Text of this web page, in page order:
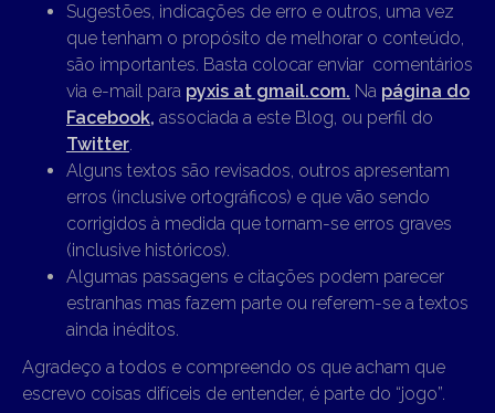
Sugestões, indicações de erro e outros, uma vez
que tenham o propósito de melhorar o conteúdo,
são importantes. Basta colocar enviar comentários
via e-mail para pyxis at gmail.com. Na página do
Facebook, associada a este Blog, ou perfil do
Twitter.
Alguns textos são revisados, outros apresentam
erros (inclusive ortográficos) e que vão sendo
corrigidos à medida que tornam-se erros graves
(inclusive históricos).
Algumas passagens e citações podem parecer
estranhas mas fazem parte ou referem-se a textos
ainda inéditos.
Agradeço a todos e compreendo os que acham que
escrevo coisas difíceis de entender, é parte do “jogo”.